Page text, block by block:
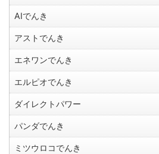
AIでんき
アストでんき
エネワンでんき
エルピオでんき
ダイレクトパワー
パンダでんき
ミツウロコでんき